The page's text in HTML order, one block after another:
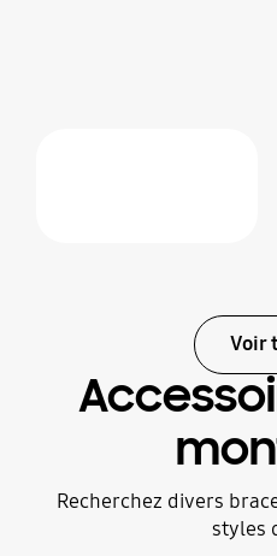
Voir
Recherchez divers
styles